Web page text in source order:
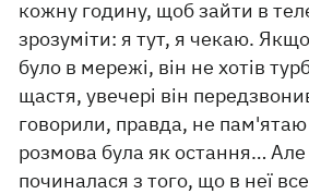
кожну годину, щоб зайти в
зрозуміти: я тут, я чекаю.
було в мережі, він не хотів
щастя, увечері він
говорили, правда, не
розмова була як остання…
починалася з того, що в неї все